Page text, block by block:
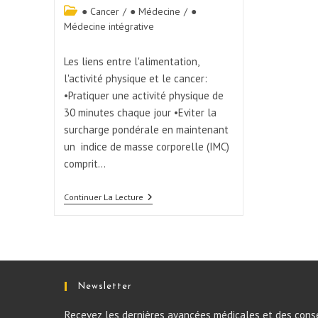
● Cancer / ● Médecine / ●
Médecine intégrative
Les liens entre l'alimentation,
l'activité physique et le cancer:
•Pratiquer une activité physique de
30 minutes chaque jour •Eviter la
surcharge pondérale en maintenant
un indice de masse corporelle (IMC)
comprit…
Continuer La Lecture
Newsletter
Recevez les dernières avancées médicales et des